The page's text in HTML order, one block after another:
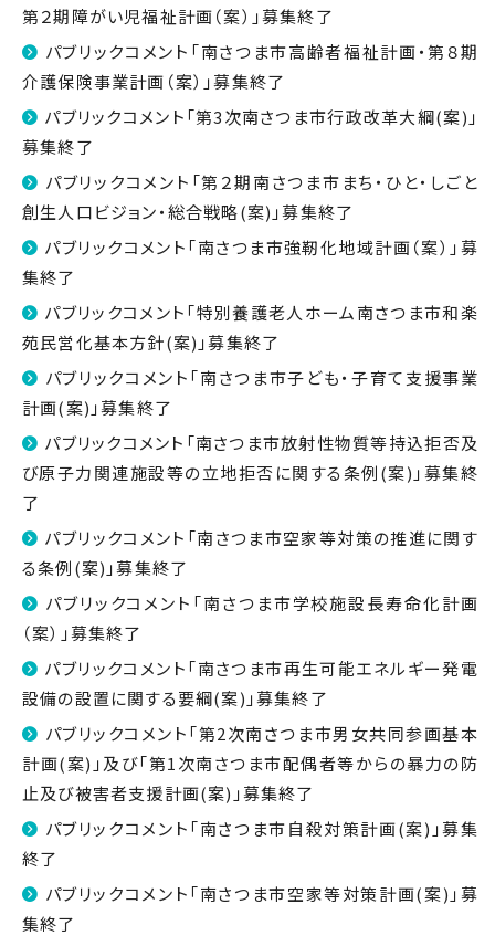
第２期障がい児福祉計画（案）」募集終了
パブリックコメント「南さつま市高齢者福祉計画・第８期
介護保険事業計画（案）」募集終了
パブリックコメント「第3次南さつま市行政改革大綱(案)」
募集終了
パブリックコメント「第２期南さつま市まち・ひと・しごと
創生人口ビジョン・総合戦略(案)」募集終了
パブリックコメント「南さつま市強靭化地域計画（案）」募
集終了
パブリックコメント「特別養護老人ホーム南さつま市和楽
苑民営化基本方針(案)」募集終了
パブリックコメント「南さつま市子ども・子育て支援事業
計画(案)」募集終了
パブリックコメント「南さつま市放射性物質等持込拒否及
び原子力関連施設等の立地拒否に関する条例(案)」募集終
了
パブリックコメント「南さつま市空家等対策の推進に関す
る条例(案)」募集終了
パブリックコメント「南さつま市学校施設長寿命化計画
（案）」募集終了
パブリックコメント「南さつま市再生可能エネルギー発電
設備の設置に関する要綱(案)」募集終了
パブリックコメント「第2次南さつま市男女共同参画基本
計画(案)」及び「第1次南さつま市配偶者等からの暴力の防
止及び被害者支援計画(案)」募集終了
パブリックコメント「南さつま市自殺対策計画(案)」募集
終了
パブリックコメント「南さつま市空家等対策計画(案)」募
集終了